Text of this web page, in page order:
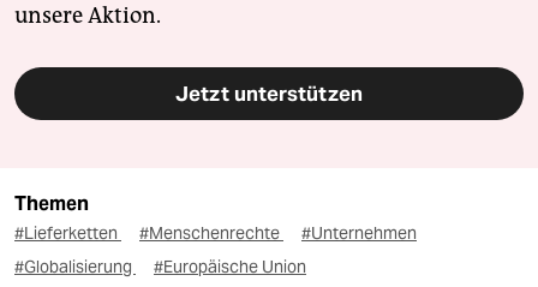
unsere Aktion.
Jetzt unterstützen
Themen
#Lieferketten #Menschenrechte
#Unternehmen
#Globalisierung
#Europäische Union